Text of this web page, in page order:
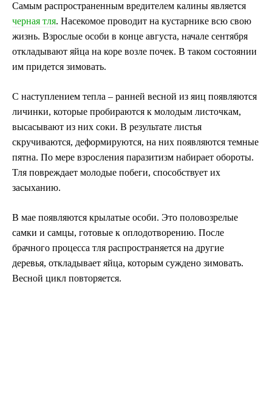
Самым распространенным вредителем калины является
черная тля. Насекомое проводит на кустарнике всю свою
жизнь. Взрослые особи в конце августа, начале сентября
откладывают яйца на коре возле почек. В таком состоянии
им придется зимовать.
С наступлением тепла – ранней весной из яиц появляются
личинки, которые пробираются к молодым листочкам,
высасывают из них соки. В результате листья
скручиваются, деформируются, на них появляются темные
пятна. По мере взросления паразитизм набирает обороты.
Тля повреждает молодые побеги, способствует их
засыханию.
В мае появляются крылатые особи. Это половозрелые
самки и самцы, готовые к оплодотворению. После
брачного процесса тля распространяется на другие
деревья, откладывает яйца, которым суждено зимовать.
Весной цикл повторяется.